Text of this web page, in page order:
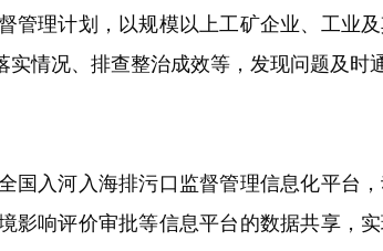
管理计划，以规模以上工矿企业、工业
情况、排查整治成效等，发现问题及时
入河入海排污口监督管理信息化平台
影响评价审批等信息平台的数据共享，